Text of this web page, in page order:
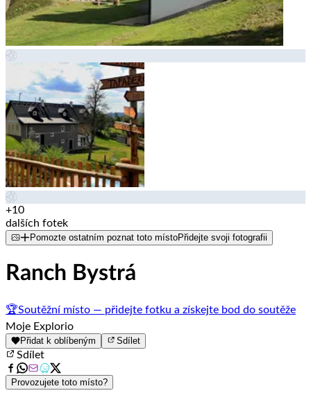
+10
dalších fotek
Pomozte ostatním poznat toto místoPřidejte svoji fotografii
Ranch Bystrá
🏆Soutěžní místo — přidejte fotku a získejte bod do soutěže
Moje Explorio
Přidat k oblíbeným Sdílet
Sdílet
Provozujete toto místo?